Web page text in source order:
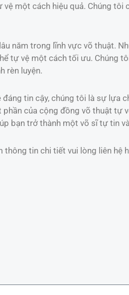
một cách hiệu quả. Chúng
năm trong lĩnh vực võ thuật.
tự vệ một cách tối ưu.
rèn luyện.
tin cậy, chúng tôi là sự lựa
của cộng đồng võ thuật tự
bạn trở thành một võ sĩ tự tin
thông tin chi tiết vui lòng liên hệ